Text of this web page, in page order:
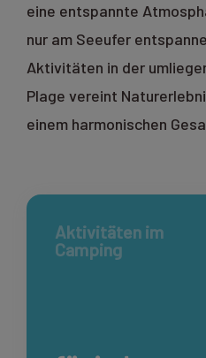
eine entspannte
nur am Seeufer
Aktivitäten in der
Plage vereint
einem harmonischen
Aktivitäten im
Camping